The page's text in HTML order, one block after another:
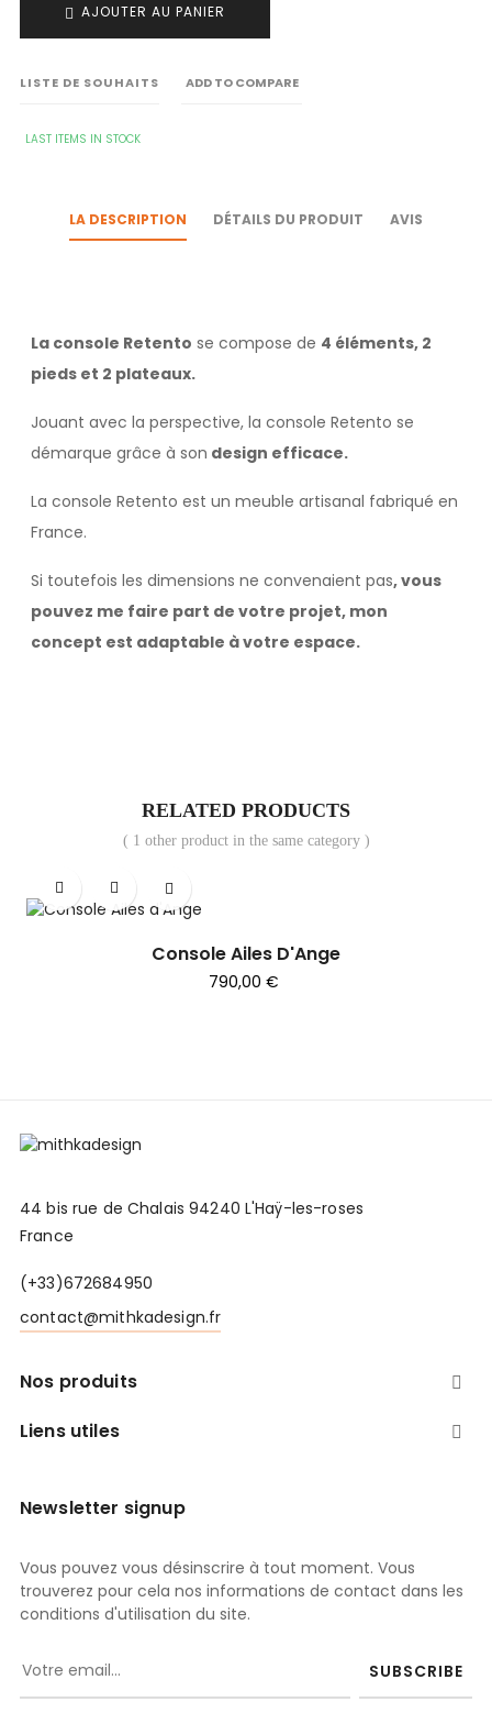
AJOUTER AU PANIER
LISTE DE SOUHAITS ADD TO COMPARE
LAST ITEMS IN STOCK
LA DESCRIPTION DÉTAILS DU PRODUIT AVIS
La console Retento se compose de 4 éléments, 2
pieds et 2 plateaux.
Jouant avec la perspective, la console Retento se
démarque grâce à son design efficace.
La console Retento est un meuble artisanal fabriqué en
France.
Si toutefois les dimensions ne convenaient pas, vous
pouvez me faire part de votre projet, mon
concept est adaptable à votre espace.
RELATED PRODUCTS
( 1 other product in the same category )
Console Ailes D'Ange
Prix
790,00 €
44 bis rue de Chalais 94240 L'Haÿ-les-roses
France
(+33)672684950
contact@mithkadesign.fr
Nos produits 
Liens utiles 
Newsletter signup
Vous pouvez vous désinscrire à tout moment. Vous
trouverez pour cela nos informations de contact dans les
conditions d'utilisation du site.
SUBSCRIBE